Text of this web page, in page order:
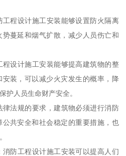
程设计施工安装能够设置防火隔离
蔓延和烟气扩散，减少人员伤亡和
设计施工安装能够提高建筑物的整
装，可以减少火灾发生的概率，降
护人员生命财产安全。
法规的要求，建筑物必须进行消防
共安全和社会稳定的重要措施，也
防工程设计施工安装可以提高人们